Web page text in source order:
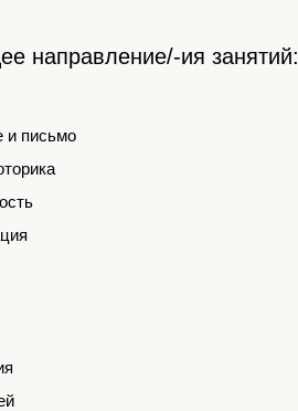
направление/-ия занятий:
и письмо